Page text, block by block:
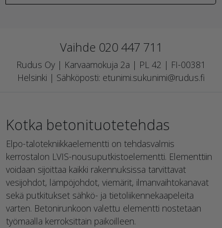
Vaihde 020 447 711
Rudus Oy | Karvaamokuja 2a | PL 42 | FI-00381
Helsinki | Sähköposti: etunimi.sukunimi@rudus.fi
Kotka betonituotetehdas
Elpo-talotekniikkaelementti on tehdasvalmis
kerrostalon LVIS-nousuputkistoelementti. Elementtiin
voidaan sijoittaa kaikki rakennuksissa tarvittavat
vesijohdot, lämpöjohdot, viemärit, ilmanvaihtokanavat
sekä putkitukset sähkö- ja tietoliikennekaapeleita
varten. Betonirunkoon valettu elementti nostetaan
työmaalla kerroksittain paikoilleen.